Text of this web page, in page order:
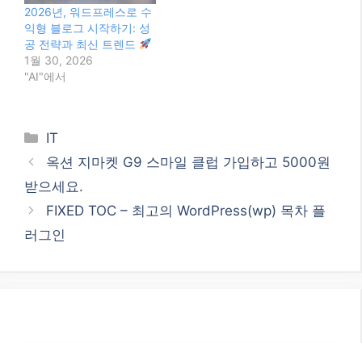
별점